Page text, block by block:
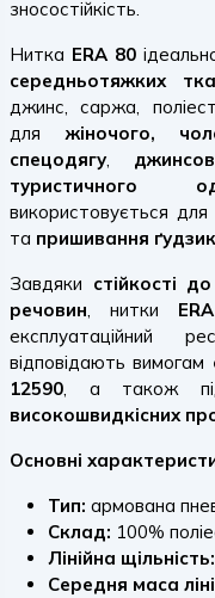
зносостійкість.
Нитка ERA 80
середньотяжких
джинс, саржа,
дляжіночого,
спецодягу,
туристичного
використовується для
та пришивання
Завдяки стійкості
речовин, нитки
експлуатаційний
відповідають вимогам
12590, а також
високошвидкісних
Основні
Тип: армована
Склад: 100%
Лінійна щільність:
Середня маса